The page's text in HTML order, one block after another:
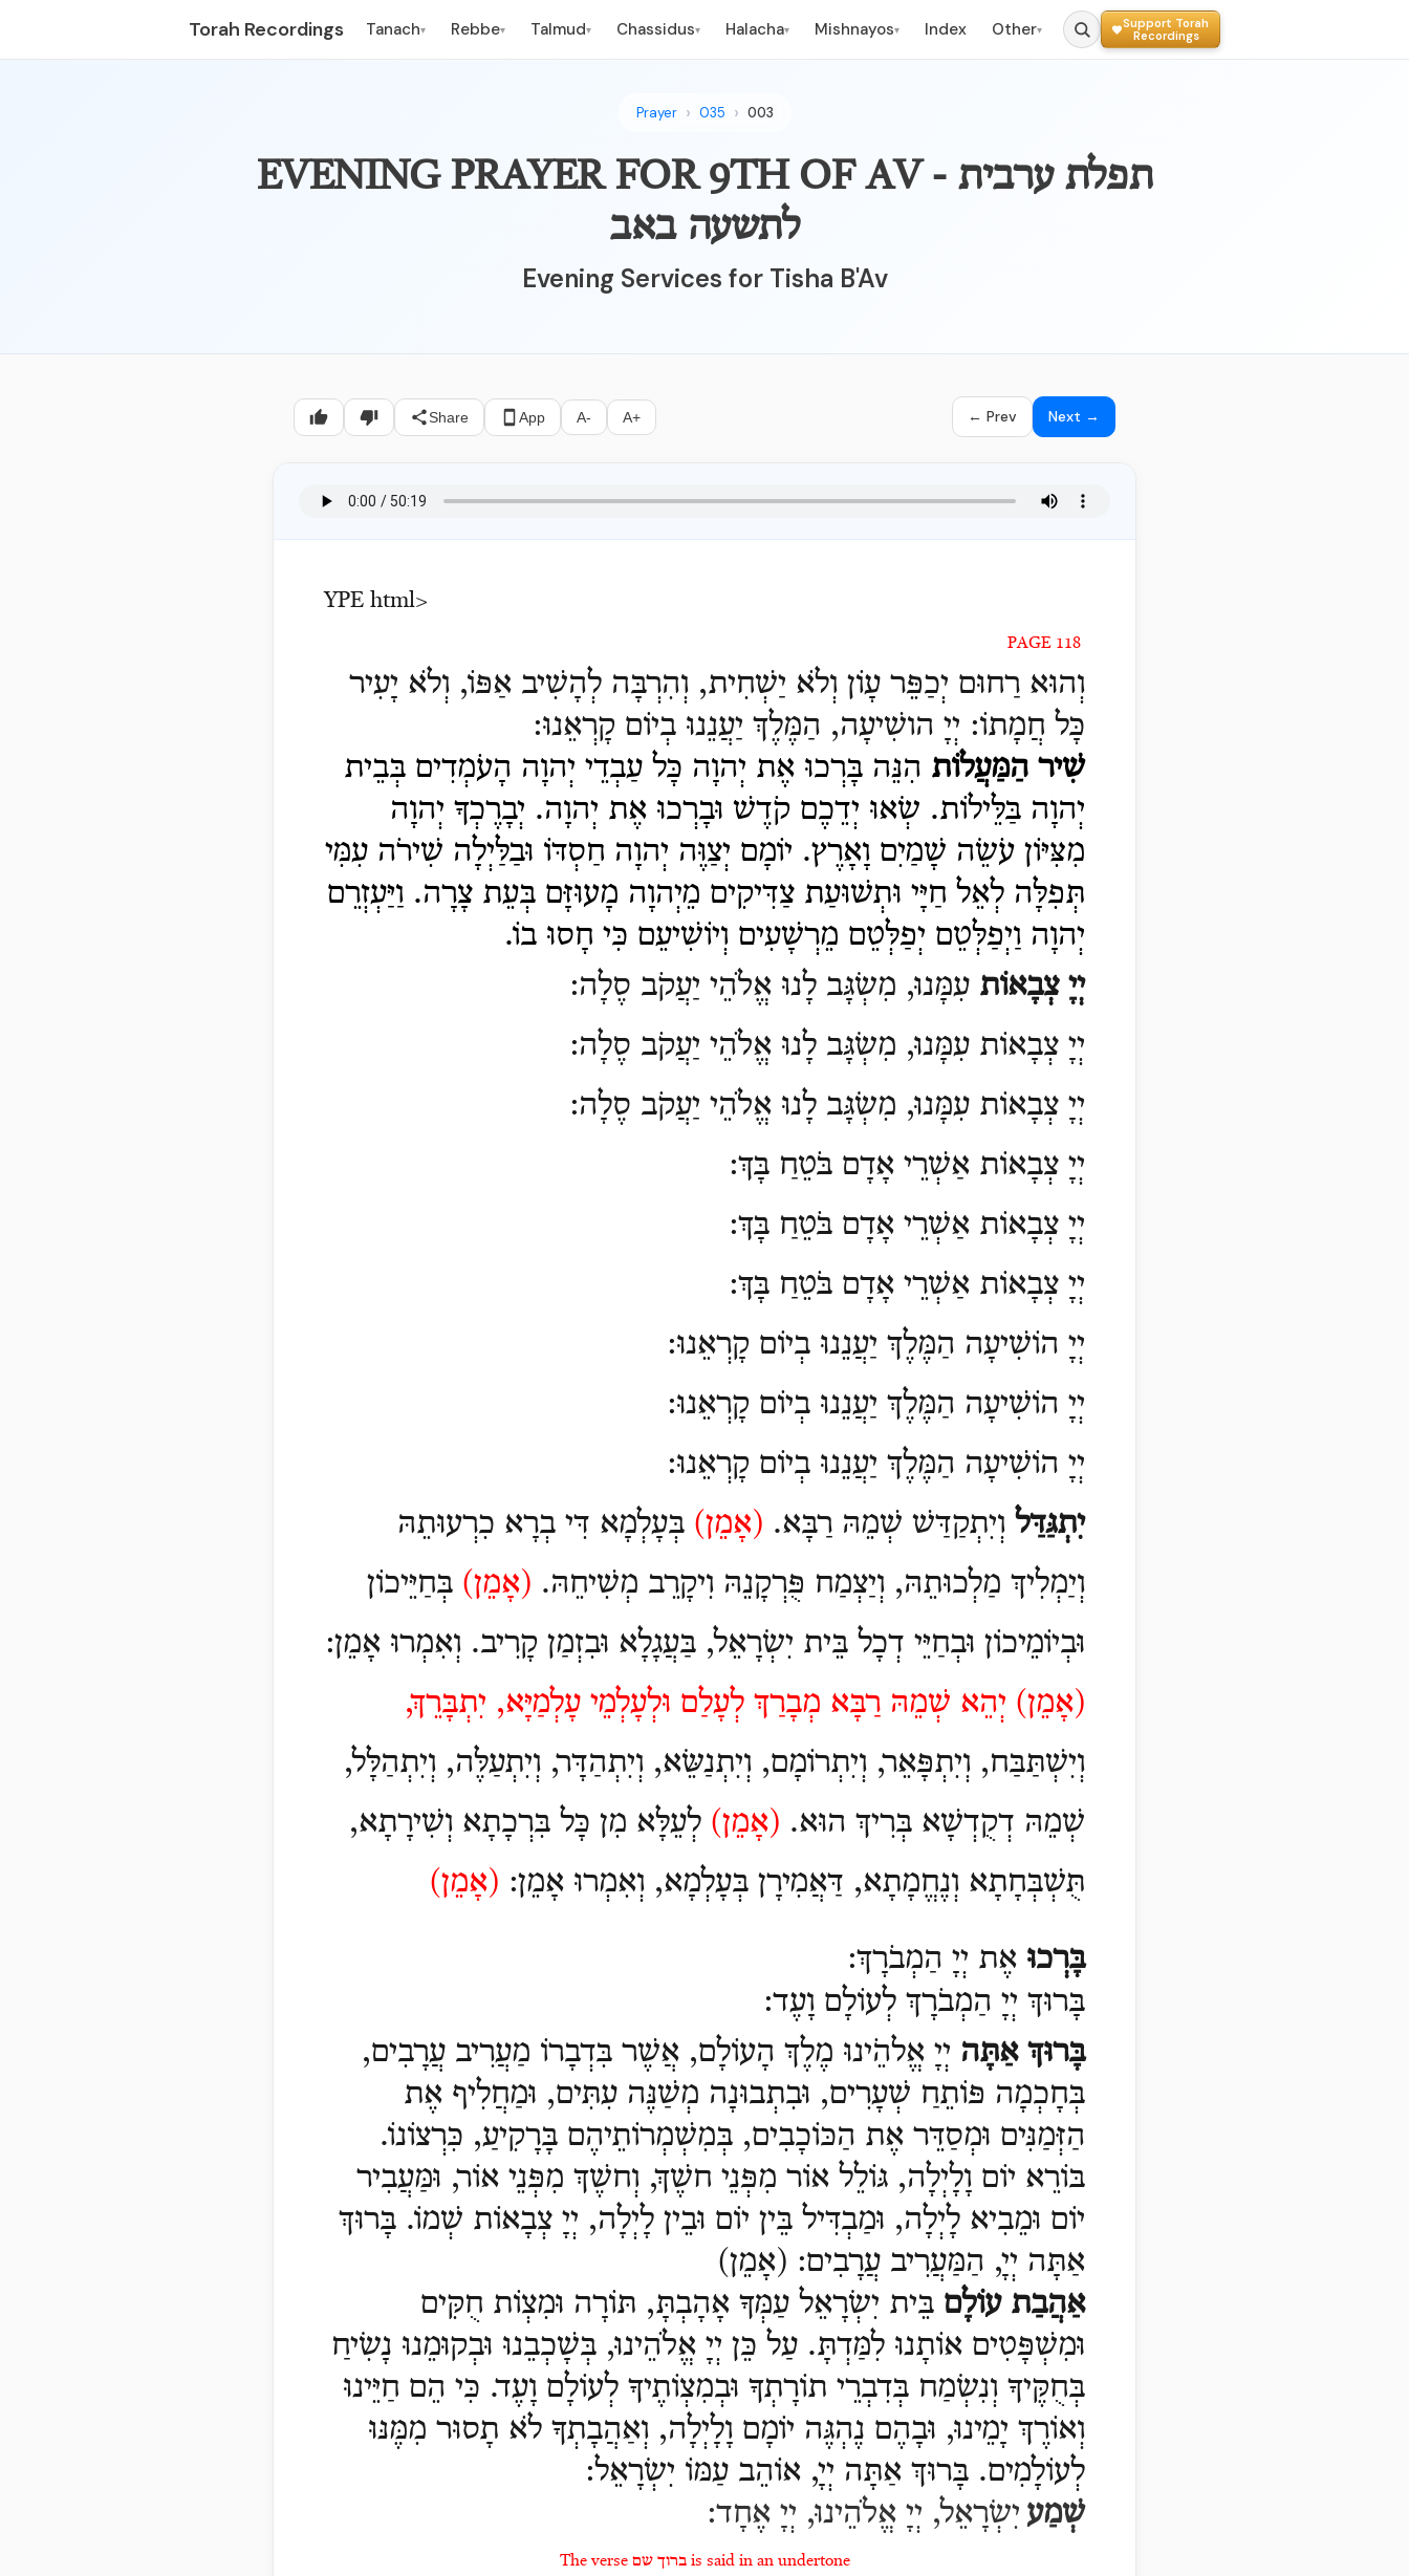
Torah Recordings Tanach▾ Rebbe▾ Talmud▾ Chassidus▾ Halacha▾ Mishnayos▾ Index Other▾
Support Torah
Recordings
Prayer 035 003
EVENING PRAYER FOR 9TH OF AV - תפלת ערבית
לתשעה באב
Evening Services for Tisha B'Av
Share App A- A+ ← Prev Next →
YPE html>
PAGE 118
וְהוּא רַחוּם יְכַפֵּר עָוֹן וְלֹא יַשְׁחִית, וְהִרְבָּה לְהָשִׁיב אַפּוֹ, וְלֹא יָעִיר
כָּל חֲמָתוֹ: יְיָ הושִׁיעָה, הַמֶּלֶךְ יַעֲנֵנוּ בְיוֹם קָרְאֵנוּ:
שִׁיר הַמַּעֲלוֹת הִנֵּה בָּרְכוּ אֶת יְהוָה כָּל עַבְדֵי יְהוָה הָעֹמְדִים בְּבֵית
יְהוָה בַּלֵּילוֹת. שְׂאוּ יְדֵכֶם קֹדֶשׁ וּבָרְכוּ אֶת יְהוָה. יְבָרֶכְךָ יְהוָה
מִצִּיּוֹן עֹשֵׂה שָׁמַיִם וָאָרֶץ. יוֹמָם יְצַוֶּה יְהוָה חַסְדּוֹ וּבַלַּיְלָה שִׁירֹה עִמִּי
תְּפִלָּה לְאֵל חַיָּי וּתְשׁוּעַת צַדִּיקִים מֵיְהוָה מָעוּזָּם בְּעֵת צָרָה. וַיַּעְזְרֵם
יְהוָה וַיְפַלְּטֵם יְפַלְּטֵם מֵרְשָׁעִים וְיוֹשִׁיעֵם כִּי חָסוּ בוֹ.
יְיָצְבָאוֹת עִמָּנוּ, מִשְׂגָּב לָנוּ אֱלֹהֵי יַעֲקֹב סֶלָה:
יְיָ צְבָאוֹת עִמָּנוּ, מִשְׂגָּב לָנוּ אֱלֹהֵי יַעֲקֹב סֶלָה:
יְיָ צְבָאוֹת עִמָּנוּ, מִשְׂגָּב לָנוּ אֱלֹהֵי יַעֲקֹב סֶלָה:
יְיָ צְבָאוֹת אַשְׁרֵי אָדָם בֹּטֵחַ בָּךְ:
יְיָ צְבָאוֹת אַשְׁרֵי אָדָם בֹּטֵחַ בָּךְ:
יְיָ צְבָאוֹת אַשְׁרֵי אָדָם בֹּטֵחַ בָּךְ:
יְיָ הוֹשִׁיעָה הַמֶּלֶךְ יַעֲנֵנוּ בְיוֹם קָרְאֵנוּ:
יְיָ הוֹשִׁיעָה הַמֶּלֶךְ יַעֲנֵנוּ בְיוֹם קָרְאֵנוּ:
יְיָ הוֹשִׁיעָה הַמֶּלֶךְ יַעֲנֵנוּ בְיוֹם קָרְאֵנוּ:
יִתְגַּדַּל וְיִתְקַדַּשׁ שְׁמֵהּ רַבָּא. (אָמֵן) בְּעָלְמָא דִּי בְרָא כִרְעוּתֵהּ
וְיַמְלִיךְ מַלְכוּתֵהּ, וְיַצְמַח פֻּרְקָנֵהּ וִיקָרֵב מְשִׁיחֵהּ. (אָמֵן) בְּחַיֵּיכוֹן
וּבְיוֹמֵיכוֹן וּבְחַיֵּי דְכָל בֵּית יִשְׂרָאֵל, בַּעֲגָלָא וּבִזְמַן קָרִיב. וְאִמְרוּ אָמֵן:
(אָמֵן) יְהֵא שְׁמֵהּ רַבָּא מְבָרַךְ לְעָלַם וּלְעָלְמֵי עָלְמַיָּא, יִתְבָּרֵךְ,
וְיִשְׁתַּבַּח, וְיִתְפָּאֵר, וְיִתְרוֹמָם, וְיִתְנַשֵּׂא, וְיִתְהַדָּר, וְיִתְעַלֶּה, וְיִתְהַלָּל,
שְׁמֵהּ דְקֻדְשָׁא בְּרִיךְ הוּא. (אָמֵן) לְעֵלָּא מִן כָּל בִּרְכָתָא וְשִׁירָתָא,
תֻּשְׁבְּחָתָא וְנֶחֱמָתָא, דַּאֲמִירָן בְּעָלְמָא, וְאִמְרוּ אָמֵן: (אָמֵן)
בָּרְכוּ אֶת יְיָ הַמְבֹרָךְ:
בָּרוּךְ יְיָ הַמְבֹרָךְ לְעוֹלָם וָעֶד:
בָּרוּךְ אַתָּה יְיָ אֱלהֵֹינוּ מֶלֶךְ הָעוֹלָם, אֲשֶׁר בִּדְבָרוֹ מַעֲרִיב עֲרָבִים,
בְּחָכְמָה פּוֹתֵחַ שְׁעָרִים, וּבִתְבוּנָה מְשַׁנֶּה עִתִּים, וּמַחֲלִיף אֶת
הַזְּמַנִּים וּמְסַדֵּר אֶת הַכּוֹכָבִים, בְּמִשְׁמְרוֹתֵיהֶם בָּרָקִיעַ, כִּרְצוֹנוֹ.
בּוֹרֵא יוֹם וָלָיְלָה, גּוֹלֵל אוֹר מִפְּנֵי חשֶׁךְ, וְחשֶׁךְ מִפְּנֵי אוֹר, וּמַּעֲבִיר
יוֹם וּמֵבִיא לָיְלָה, וּמַבְדִּיל בֵּין יוֹם וּבֵין לָיְלָה, יְיָ צְבָאוֹת שְׁמוֹ. בָּרוּךְ
אַתָּה יְיָ, הַמַּעֲרִיב עֲרָבִים: (אָמֵן)
אַהֲבַת עוֹלָם בֵּית יִשְׂרָאֵל עַמְּךָ אָהָבְתָּ, תּוֹרָה וּמִצְוֹת חֻקִּים
וּמִשְׁפָּטִים אוֹתָנוּ לִמַּדְתָּ. עַל כֵּן יְיָ אֱלֹהֵינוּ, בְּשָׁכְבֵנוּ וּבְקוּמֵנוּ נָשִׂיחַ
בְּחֻקֶּיךָ וְנִשְׂמַח בְּדִבְרֵי תוֹרָתְךָ וּבְמִצְוֹתֶיךָ לְעוֹלָם וָעֶד. כִּי הֵם חַיֵּינוּ
וְאוֹרֶךְ יָמֵינוּ, וּבָהֶם נֶהְגֶּה יוֹמָם וָלָיְלָה, וְאַהֲבָתְךָ לֹא תָסוּר מִמֶּנּוּ
לְעוֹלָמִים. בָּרוּךְ אַתָּה יְיָ, אוֹהֵב עַמּוֹ יִשְׂרָאֵל:
שְׁמַע יִשְׂרָאֵל, יְיָ אֱלֹהֵינוּ, יְיָ אֶחָד:
The verse ברוך שם is said in an undertone